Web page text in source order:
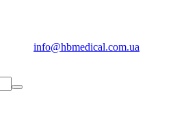
info@hbmedical.com.ua